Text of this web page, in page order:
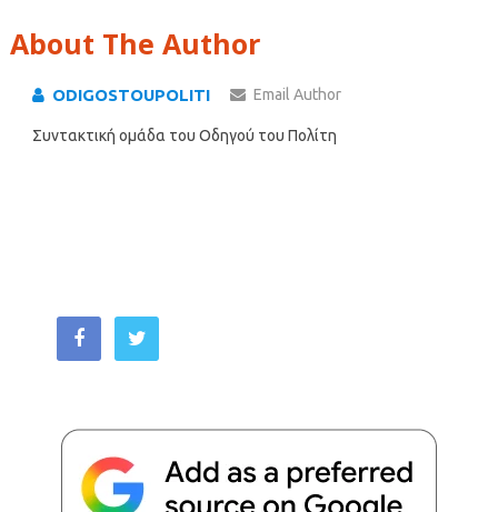
About The Author
ODIGOSTOUPOLITI Email Author
Συντακτική ομάδα του Οδηγού του Πολίτη